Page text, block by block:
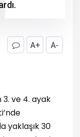
A+ A-
3. ve 4. ayak
yaklaşık 30